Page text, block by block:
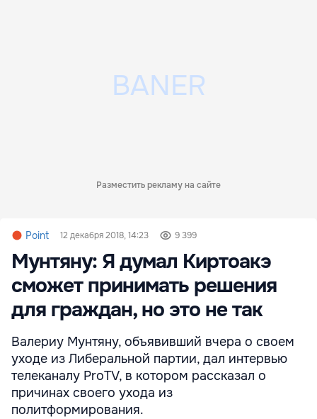
Разместить рекламу на сайте
Point 12 декабря 2018, 14:23 9 399
Мунтяну: Я думал Киртоакэ
сможет принимать решения
для граждан, но это не так
Валериу Мунтяну, объявивший вчера о своем
уходе из Либеральной партии, дал интервью
телеканалу ProTV, в котором рассказал о
причинах своего ухода из
политформирования.